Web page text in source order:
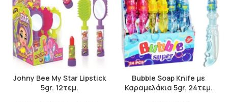
Johny Bee My Star Lipstick
5gr. 12τεμ.
Bubble Soap Knife με
Καραμελάκια 5gr. 24τεμ.